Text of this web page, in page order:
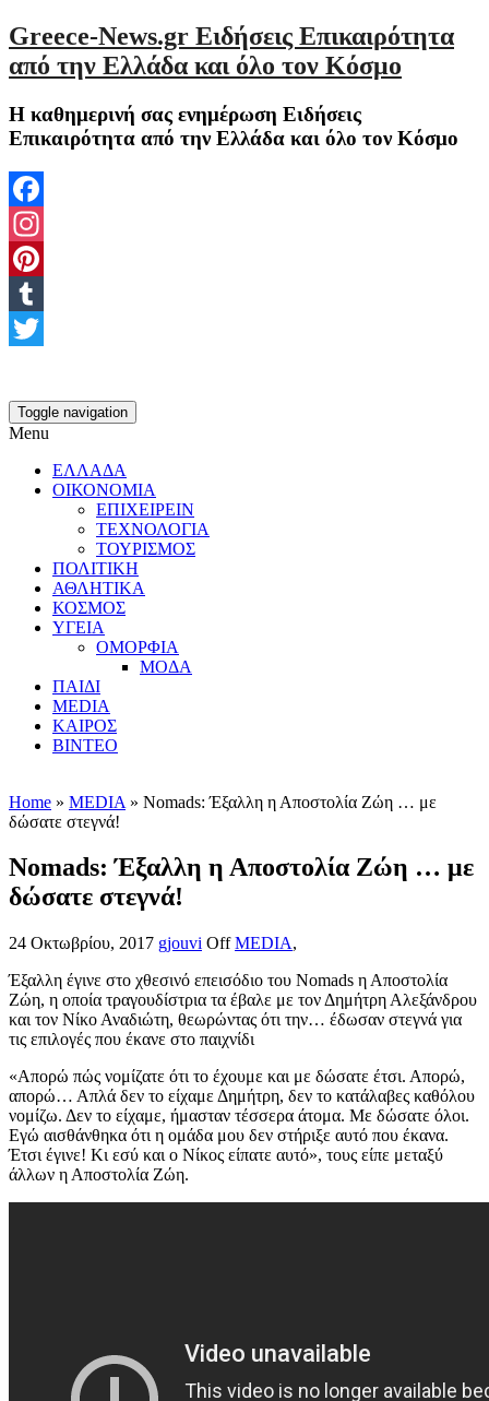
Greece-News.gr Ειδήσεις Επικαιρότητα
από την Ελλάδα και όλο τον Κόσμο
Η καθημερινή σας ενημέρωση Ειδήσεις
Επικαιρότητα από την Ελλάδα και όλο τον Κόσμο
Facebook
Instagram
Pinterest
Tumblr
Toggle navigation
Menu
ΕΛΛΑΔΑ
ΟΙΚΟΝΟΜΙΑ
ΕΠΙΧΕΙΡΕΙΝ
ΤΕΧΝΟΛΟΓΙΑ
ΤΟΥΡΙΣΜΟΣ
ΠΟΛΙΤΙΚΗ
ΑΘΛΗΤΙΚΑ
ΚΟΣΜΟΣ
ΥΓΕΙΑ
ΟΜΟΡΦΙΑ
ΜΟΔΑ
ΠΑΙΔΙ
MEDIA
ΚΑΙΡΟΣ
ΒΙΝΤΕΟ
Home » MEDIA » Nomads: Έξαλλη η Αποστολία Ζώη … με
δώσατε στεγνά!
Nomads: Έξαλλη η Αποστολία Ζώη … με
δώσατε στεγνά!
24 Οκτωβρίου, 2017 gjouvi Off MEDIA,
Έξαλλη έγινε στο χθεσινό επεισόδιο του Nomads η Αποστολία
Ζώη, η οποία τραγουδίστρια τα έβαλε με τον Δημήτρη Αλεξάνδρου
και τον Νίκο Αναδιώτη, θεωρώντας ότι την… έδωσαν στεγνά για
τις επιλογές που έκανε στο παιχνίδι
«Απορώ πώς νομίζατε ότι το έχουμε και με δώσατε έτσι. Απορώ,
απορώ… Απλά δεν το είχαμε Δημήτρη, δεν το κατάλαβες καθόλου
νομίζω. Δεν το είχαμε, ήμασταν τέσσερα άτομα. Με δώσατε όλοι.
Εγώ αισθάνθηκα ότι η ομάδα μου δεν στήριξε αυτό που έκανα.
Έτσι έγινε! Κι εσύ και ο Νίκος είπατε αυτό», τους είπε μεταξύ
άλλων η Αποστολία Ζώη.